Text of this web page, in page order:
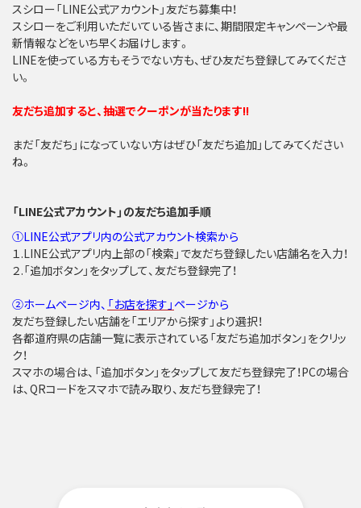
スシロー「LINE公式アカウント」友だち募集中！
スシローをご利用いただいている皆さまに、期間限定キャンペーンや最
新情報などをいち早くお届けします。
LINEを使っている方もそうでない方も、ぜひ友だち登録してみてくださ
い。
友だち追加すると、抽選でクーポンが当たります!!
まだ「友だち」になっていない方はぜひ「友だち追加」してみてください
ね。
「LINE公式アカウント」の友だち追加手順
①LINE公式アプリ内の公式アカウント検索から
１.LINE公式アプリ内上部の「検索」で友だち登録したい店舗名を入力！
２.「追加ボタン」をタップして、友だち登録完了！
②ホームページ内、 「お店を探す」 ページから
友だち登録したい店舗を「エリアから探す」より選択！
各都道府県の店舗一覧に表示されている「友だち追加ボタン」をクリッ
ク！
スマホの場合は、「追加ボタン」をタップして友だち登録完了！PCの場合
は、QRコードをスマホで読み取り、友だち登録完了！